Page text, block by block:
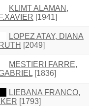
KLIMT ALAMAN,
F.XAVIER [1941]
LOPEZ ATAY, DIANA
RUTH [2049]
MESTIERI FARRE,
[1836]
LIEBANA FRANCO,
IKER [1793]